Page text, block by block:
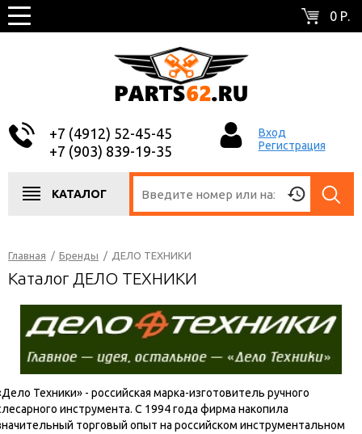
0 Р.
+7 (4912) 52-45-45
+7 (903) 839-19-35
Вход
Регистрация
КАТАЛОГ
Главная / Бренды / ДЕЛО ТЕХНИКИ
Каталог ДЕЛО ТЕХНИКИ
Техники» - российская марка-изготовитель ручного
инструмента. С 1994 года фирма накопила
торговый опыт на российском инструментальном